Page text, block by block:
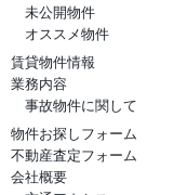
未公開物件
オススメ物件
賃貸物件情報
業務内容
事故物件に関して
物件お探しフォーム
不動産査定フォーム
会社概要